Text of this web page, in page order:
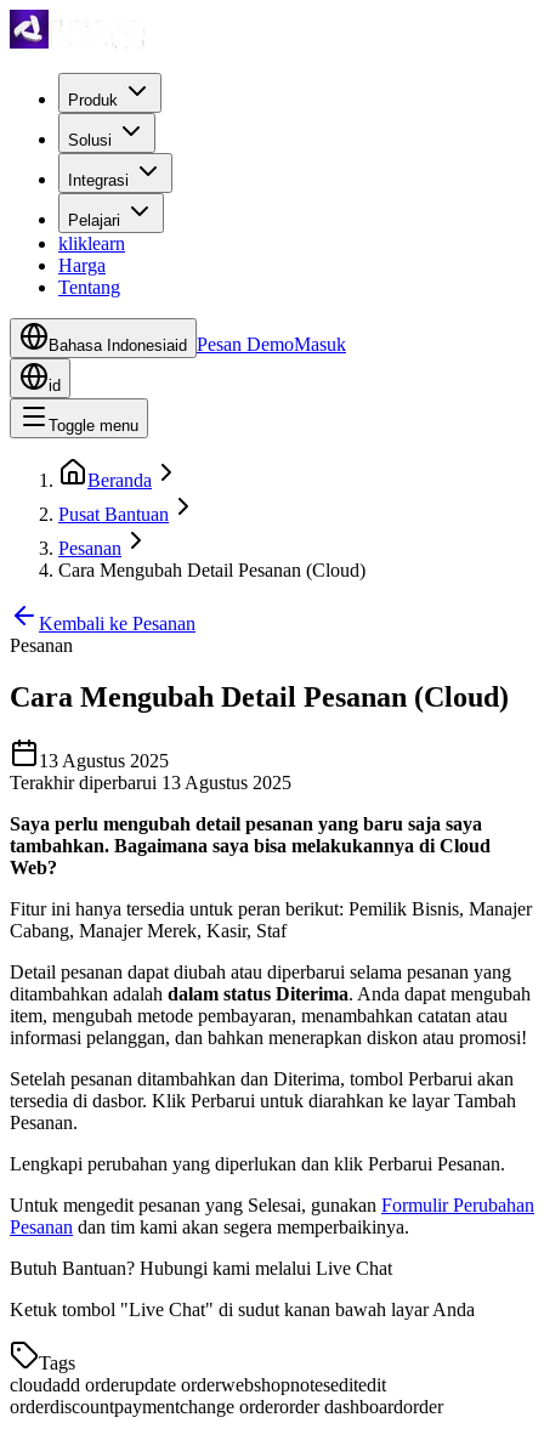
Produk
Solusi
Integrasi
Pelajari
kliklearn
Harga
Tentang
Bahasa Indonesiaid Pesan DemoMasuk
id
Toggle menu
Beranda
Pusat Bantuan
Pesanan
Cara Mengubah Detail Pesanan (Cloud)
Kembali ke Pesanan
Pesanan
Cara Mengubah Detail Pesanan (Cloud)
13 Agustus 2025
Terakhir diperbarui 13 Agustus 2025
Saya perlu mengubah detail pesanan yang baru saja saya
tambahkan. Bagaimana saya bisa melakukannya di Cloud
Web?
Fitur ini hanya tersedia untuk peran berikut: Pemilik Bisnis, Manajer
Cabang, Manajer Merek, Kasir, Staf
Detail pesanan dapat diubah atau diperbarui selama pesanan yang
ditambahkan adalah dalam status Diterima. Anda dapat mengubah
item, mengubah metode pembayaran, menambahkan catatan atau
informasi pelanggan, dan bahkan menerapkan diskon atau promosi!
Setelah pesanan ditambahkan dan Diterima, tombol Perbarui akan
tersedia di dasbor. Klik Perbarui untuk diarahkan ke layar Tambah
Pesanan.
Lengkapi perubahan yang diperlukan dan klik Perbarui Pesanan.
​Untuk mengedit pesanan yang Selesai, gunakan Formulir Perubahan
Pesanan dan tim kami akan segera memperbaikinya.
Butuh Bantuan? Hubungi kami melalui Live Chat
Ketuk tombol "Live Chat" di sudut kanan bawah layar Anda
Tags
cloudadd orderupdate orderwebshopnoteseditedit
orderdiscountpaymentchange orderorder dashboardorder